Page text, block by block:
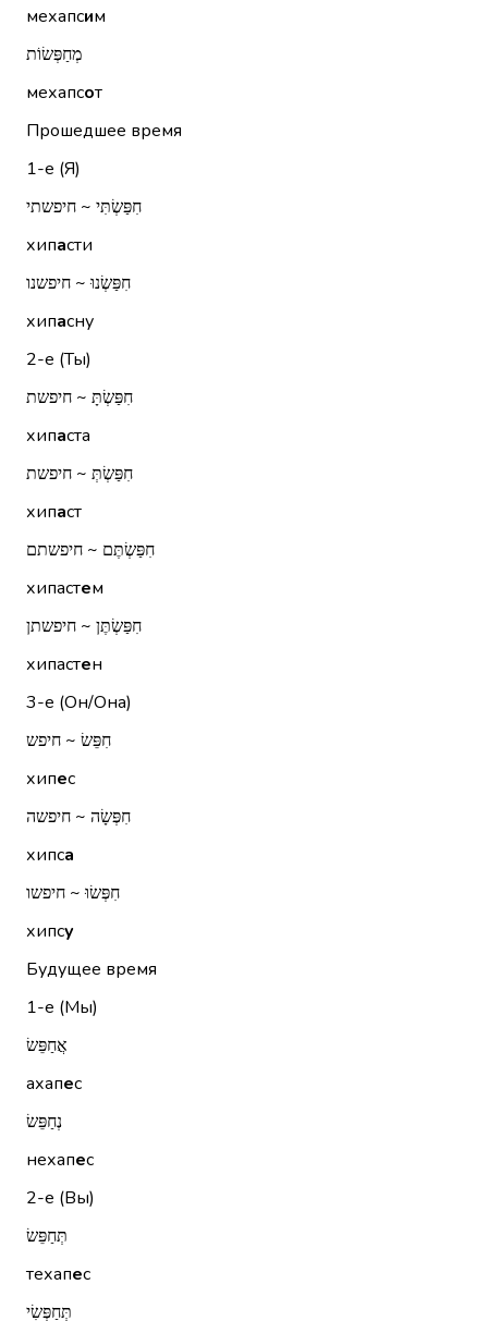
мехапсим
מְחַפְּשׂוֹת
мехапсот
Прошедшее время
1-е (Я)
חִפַּשְׂתִּי ~ חיפשתי
хипасти
חִפַּשְׂנוּ ~ חיפשנו
хипасну
2-е (Ты)
חִפַּשְׂתָּ ~ חיפשת
хипаста
חִפַּשְׂתְּ ~ חיפשת
хипаст
חִפַּשְׂתֶּם ~ חיפשתם
хипастем
חִפַּשְׂתֶּן ~ חיפשתן
хипастен
3-е (Он/Она)
חִפֵּשׂ ~ חיפש
хипес
חִפְּשָׂה ~ חיפשה
хипса
חִפְּשׂוּ ~ חיפשו
хипсу
Будущее время
1-е (Мы)
אֲחַפֵּשׂ
ахапес
נְחַפֵּשׂ
нехапес
2-е (Вы)
תְּחַפֵּשׂ
техапес
תְּחַפְּשִׂי